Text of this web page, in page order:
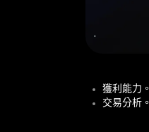
獲利能力。
交易分析。